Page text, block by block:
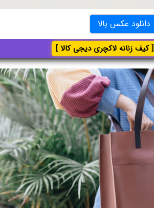
دانلود عکس بالا
[ کیف زنانه لاکچری دیجی کالا ]